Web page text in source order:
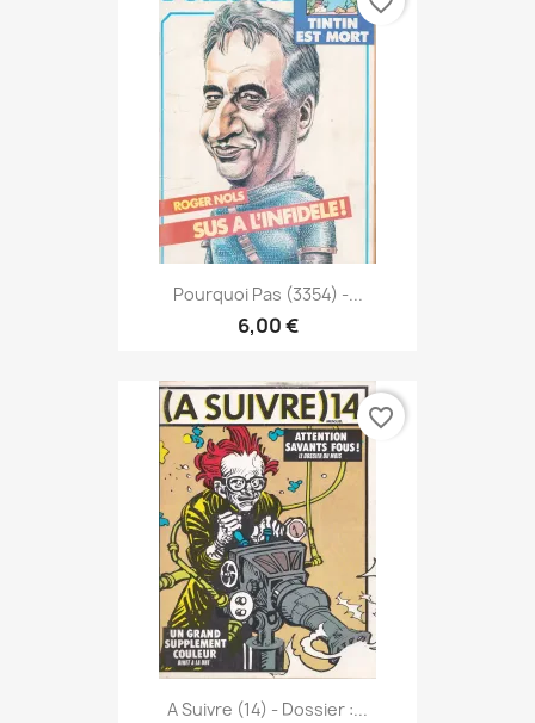
Pourquoi Pas (3354) -...
6,00 €
A Suivre (14) - Dossier :...
favorite_border